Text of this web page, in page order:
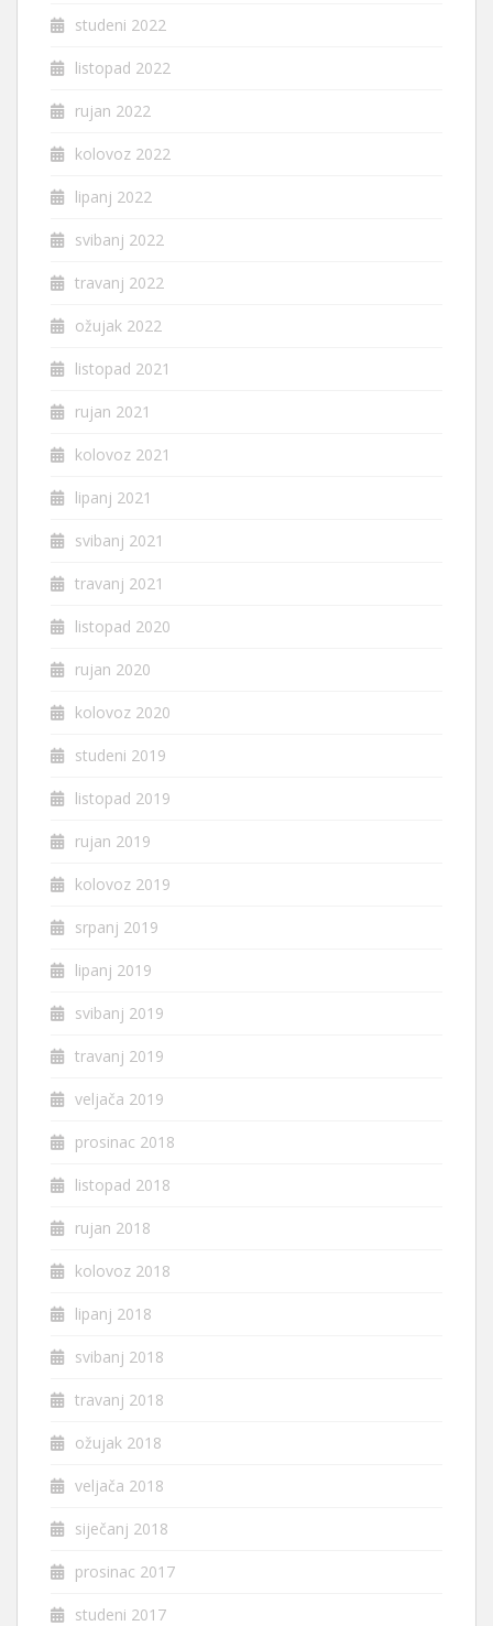
studeni 2022
listopad 2022
rujan 2022
kolovoz 2022
lipanj 2022
svibanj 2022
travanj 2022
ožujak 2022
listopad 2021
rujan 2021
kolovoz 2021
lipanj 2021
svibanj 2021
travanj 2021
listopad 2020
rujan 2020
kolovoz 2020
studeni 2019
listopad 2019
rujan 2019
kolovoz 2019
srpanj 2019
lipanj 2019
svibanj 2019
travanj 2019
veljača 2019
prosinac 2018
listopad 2018
rujan 2018
kolovoz 2018
lipanj 2018
svibanj 2018
travanj 2018
ožujak 2018
veljača 2018
siječanj 2018
prosinac 2017
studeni 2017